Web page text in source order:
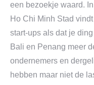
een bezoekje waard.
Ho Chi Minh Stad
start-ups als dat je
Bali en Penang meer
ondernemers en
hebben maar niet de